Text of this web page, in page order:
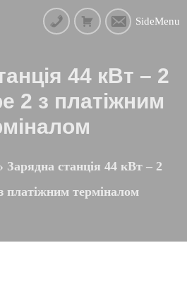
SideMenu
44 кВт – 2
2 з платіжним
Зарядна станція 44 кВт – 2
платіжним терміналом